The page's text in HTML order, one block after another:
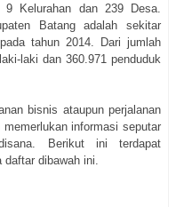
9 Kelurahan dan 239 Desa.
Batang adalah sekitar
tahun 2014. Dari jumlah
laki dan 360.971 penduduk
bisnis ataupun perjalanan
informasi seputar
Berikut ini terdapat
dibawah ini.